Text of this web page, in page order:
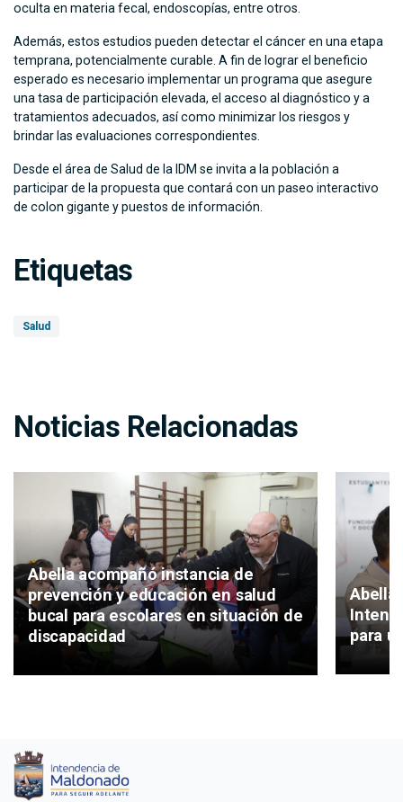
oculta en materia fecal, endoscopías, entre otros.
Además, estos estudios pueden detectar el cáncer en una etapa
temprana, potencialmente curable. A fin de lograr el beneficio
esperado es necesario implementar un programa que asegure
una tasa de participación elevada, el acceso al diagnóstico y a
tratamientos adecuados, así como minimizar los riesgos y
brindar las evaluaciones correspondientes.
Desde el área de Salud de la IDM se invita a la población a
participar de la propuesta que contará con un paseo interactivo
de colon gigante y puestos de información.
Etiquetas
Salud
Noticias Relacionadas
Abella acompañó instancia de
prevención y educación en salud
bucal para escolares en situación de
discapacidad
Abella
para